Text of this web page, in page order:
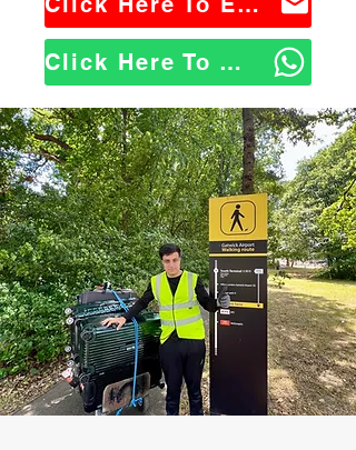
Click Here To WhatsApp Us